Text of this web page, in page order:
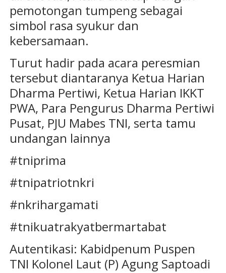
pemotongan tumpeng sebagai
simbol rasa syukur dan
kebersamaan.
Turut hadir pada acara peresmian
tersebut diantaranya Ketua Harian
Dharma Pertiwi, Ketua Harian IKKT
PWA, Para Pengurus Dharma Pertiwi
Pusat, PJU Mabes TNI, serta tamu
undangan lainnya
#tniprima
#tnipatriotnkri
#nkrihargamati
#tnikuatrakyatbermartabat
Autentikasi: Kabidpenum Puspen
TNI Kolonel Laut (P) Agung Saptoadi